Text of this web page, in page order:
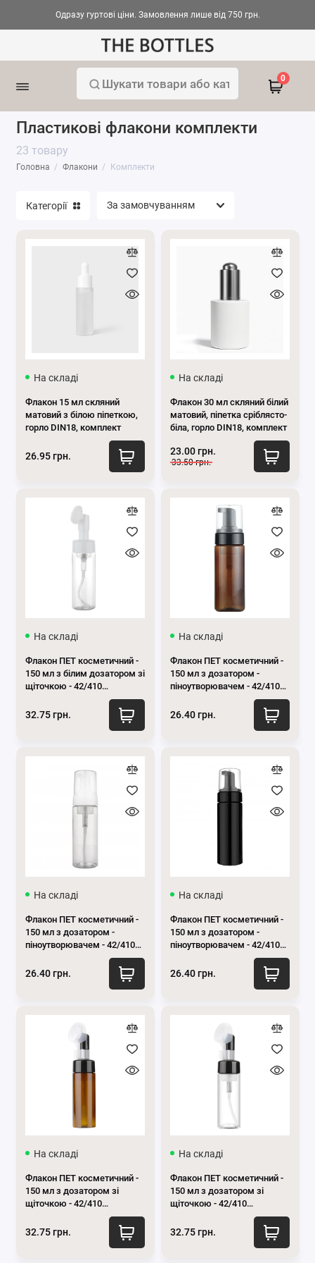
Одразу гуртові ціни. Замовлення лише від 750 грн.
0
Пластикові флакони комплекти
23 товару
Головна Флакони Комплекти
Вакуумні флакони
Палички для дифузорів
Плаcтикові флакони
Скляні флакони
Флакони для косметики
Флакони-роллери
Флакон 10 мл
Флакон 50 мл
Флакон 100 мл
Показати все
Категорії
На складі
Флакон 15 мл скляний
матовий з білою піпеткою,
горло DIN18, комплект
26.95 грн.
На складі
Флакон 30 мл скляний білий
матовий, піпетка сріблясто-
біла, горло DIN18, комплект
23.00 грн.
33.50 грн.
На складі
Флакон ПЕТ косметичний -
150 мл з білим дозатором зі
щіточкою - 42/410
32.75 грн.
На складі
Флакон ПЕТ косметичний -
150 мл з дозатором -
піноутворювачем - 42/410
26.40 грн.
На складі
Флакон ПЕТ косметичний -
150 мл з дозатором -
піноутворювачем - 42/410
26.40 грн.
На складі
Флакон ПЕТ косметичний -
150 мл з дозатором -
піноутворювачем - 42/410
26.40 грн.
На складі
Флакон ПЕТ косметичний -
150 мл з дозатором зі
щіточкою - 42/410
32.75 грн.
На складі
Флакон ПЕТ косметичний -
150 мл з дозатором зі
щіточкою - 42/410
32.75 грн.